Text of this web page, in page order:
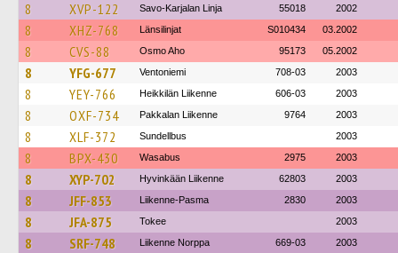
8 XVP-122 Savo-Karjalan Linja 55018 2002
8 XHZ-768 Länsilinjat S010434 03.2002
8 CVS-88 Osmo Aho 95173 05.2002
8 YFG-677 Ventoniemi 708-03 2003
8 YEY-766 Heikkilän Liikenne 606-03 2003
8 OXF-734 Pakkalan Liikenne 9764 2003
8 XLF-372 Sundellbus 2003
8 BPX-430 Wasabus 2975 2003
8 XYP-702 Hyvinkään Liikenne 62803 2003
8 JFF-853 Liikenne-Pasma 2830 2003
8 JFA-875 Tokee 2003
8 SRF-748 Liikenne Norppa 669-03 2003